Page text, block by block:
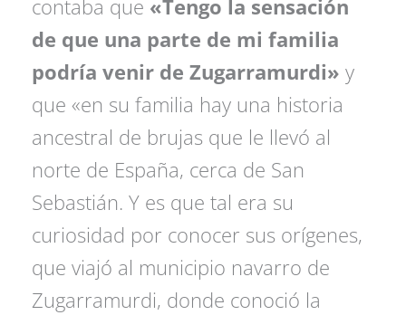
contaba que «Tengo la sensación
de que una parte de mi familia
podría venir de Zugarramurdi» y
que «en su familia hay una historia
ancestral de brujas que le llevó al
norte de España, cerca de San
Sebastián. Y es que tal era su
curiosidad por conocer sus orígenes,
que viajó al municipio navarro de
Zugarramurdi, donde conoció la